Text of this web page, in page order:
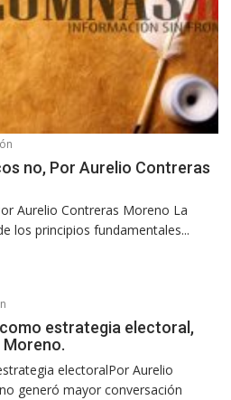
no, Por Aurelio Contreras
Aurelio Contreras Moreno La
los principios fundamentales...
estrategia electoral,
electoralPor Aurelio
generó mayor conversación